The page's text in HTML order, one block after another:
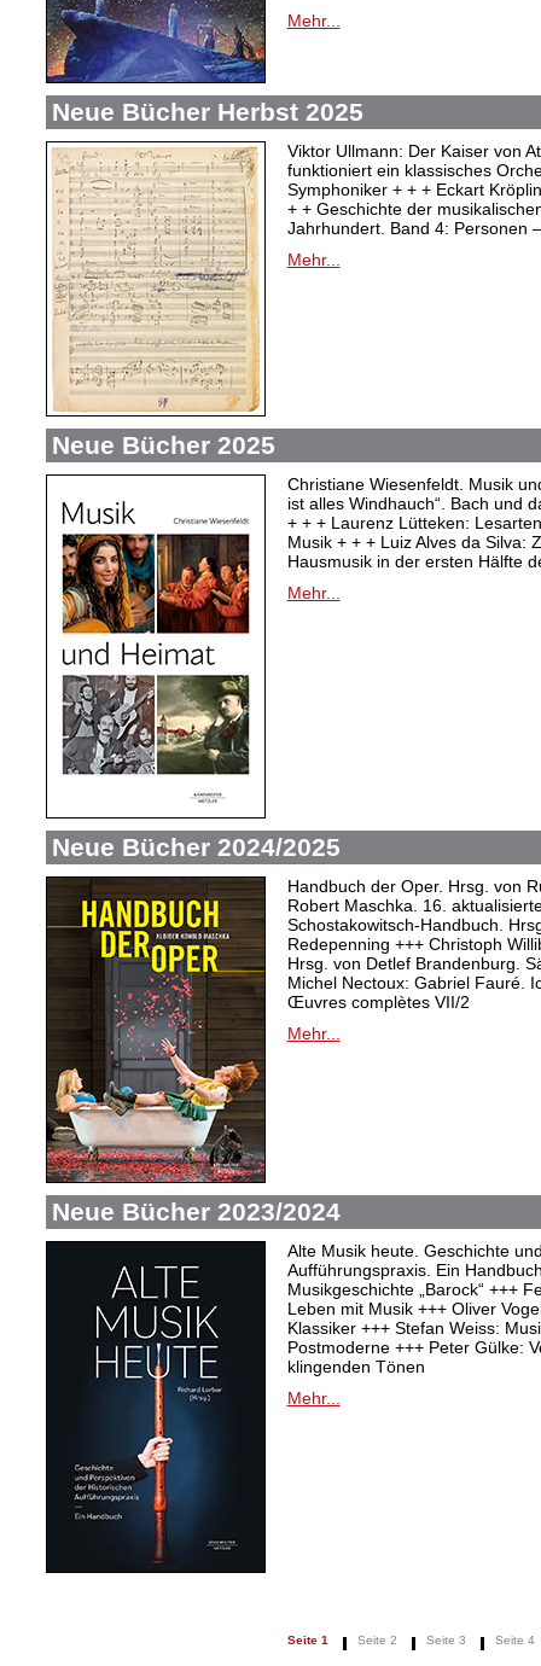
Mehr...
Neue Bücher Herbst 2025
Viktor Ullmann: Der Kaiser von
funktioniert ein klassisches
Symphoniker + + + Eckart
+ + Geschichte der
Jahrhundert. Band 4: Personen
Mehr...
Neue Bücher 2025
Christiane Wiesenfeldt. Musik
ist alles Windhauch“. Bach und
+ + + Laurenz Lütteken:
Musik + + + Luiz Alves da Silva:
Hausmusik in der ersten Hälfte
Mehr...
Neue Bücher 2024/2025
Handbuch der Oper. Hrsg. von
Robert Maschka. 16.
Schostakowitsch-Handbuch.
Redepenning +++ Christoph
Hrsg. von Detlef Brandenburg.
Michel Nectoux: Gabriel Fauré.
Œuvres complètes VII/2
Mehr...
Neue Bücher 2023/2024
Alte Musik heute. Geschichte
Aufführungspraxis. Ein
Musikgeschichte „Barock“ +++
Leben mit Musik +++ Oliver
Klassiker +++ Stefan Weiss:
Postmoderne +++ Peter Gülke:
klingenden Tönen
Mehr...
Seite 1 Seite 2 Seite 3 Seite 4